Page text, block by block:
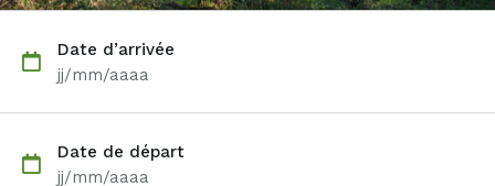
Date d’arrivée
jj/mm/aaaa
Date de départ
jj/mm/aaaa